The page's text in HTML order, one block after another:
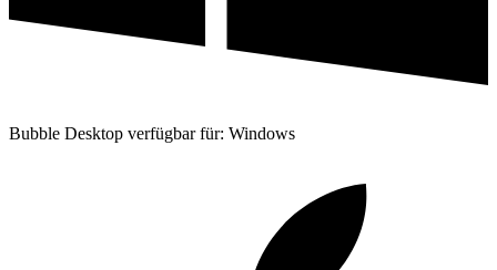
Bubble Desktop verfügbar für: Windows